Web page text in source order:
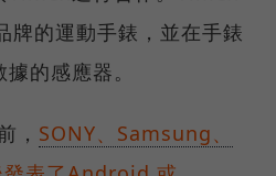
的運動手錶，並在手錶
的感應器。
， SONY、Samsung、